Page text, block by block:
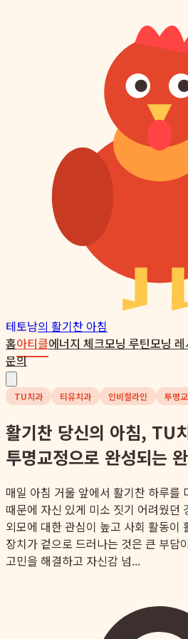
테토남의 활기찬 아침
홈아티클에너지 체크모닝 루틴모닝 레
문의
TU치과 티유치과 인비절라인 투명
활기찬 당신의 아침, TU
투명교정으로 완성되는
매일 아침 거울 앞에서 활기찬 하루를
때문에 자신 있게 미소 짓기 어려웠던
외모에 대한 관심이 높고 사회 활동이
장치가 겉으로 드러나는 것은 큰 부담
고민을 해결하고 자신감 넘...